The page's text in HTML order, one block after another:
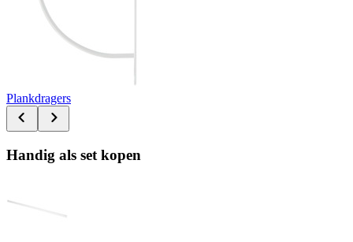
Plankdragers
Handig als set kopen